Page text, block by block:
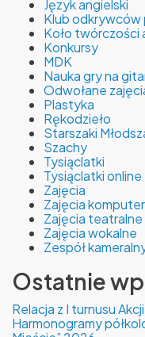
Język angielski
Klub odkrywców
Koło
Konkursy
MDK
Nauka gry na
Odwołane
Plastyka
Rękodzieło
Starszaki
Szachy
Tysiąclatki
Tysiąclatki online
Zajęcia
Zajęcia
Zajęcia teatralne
Zajęcia wokalne
Zespół
Ostatnie
Relacja z I turnusu
Harmonogramy